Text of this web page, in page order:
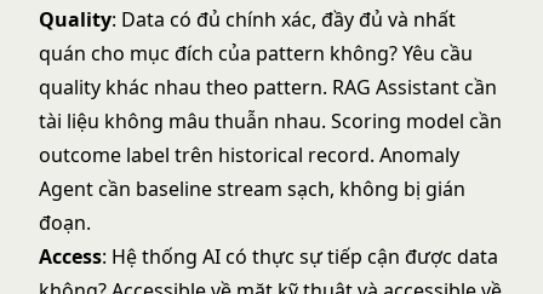
Quality: Data có đủ chính xác, đầy đủ và nhất
quán cho mục đích của pattern không? Yêu cầu
quality khác nhau theo pattern. RAG Assistant cần
tài liệu không mâu thuẫn nhau. Scoring model cần
outcome label trên historical record. Anomaly
Agent cần baseline stream sạch, không bị gián
đoạn.
Access: Hệ thống AI có thực sự tiếp cận được data